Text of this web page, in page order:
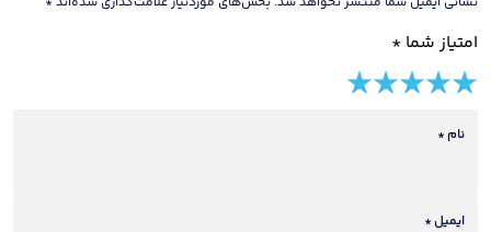
امتیاز شما *
1 of
stars
2 of
stars
3 of
4 of
5 of
نام *
ایمیل *